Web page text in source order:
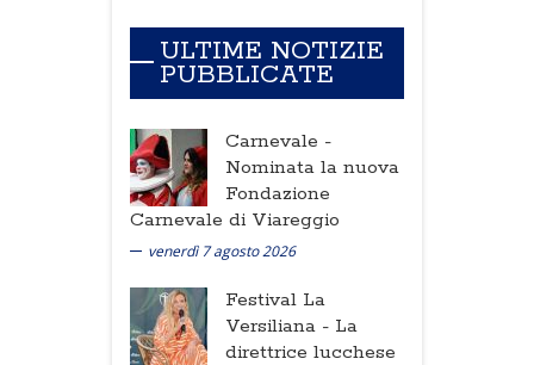
ULTIME NOTIZIE
PUBBLICATE
Carnevale -
Nominata la nuova
Fondazione
Carnevale di Viareggio
venerdì 7 agosto 2026
Festival La
Versiliana - La
direttrice lucchese